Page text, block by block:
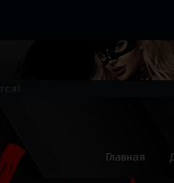
Главная